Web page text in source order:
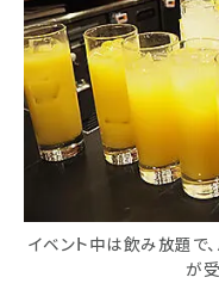
イベント中は飲み放題で
が